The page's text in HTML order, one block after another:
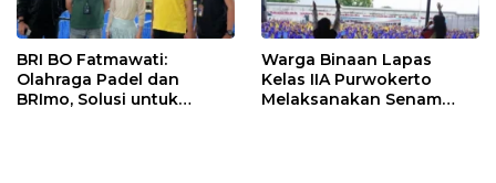
BRI BO Fatmawati:
Olahraga Padel dan
BRImo, Solusi untuk
Warga Binaan Lapas
Kelas IIA Purwokerto
Melaksanakan Senam